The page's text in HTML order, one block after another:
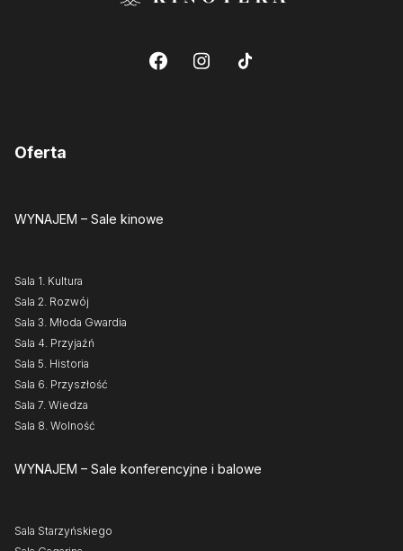
Oferta
WYNAJEM – Sale kinowe
Sala 1. Kultura
Sala 2. Rozwój
Sala 3. Młoda Gwardia
Sala 4. Przyjaźń
Sala 5. Historia
Sala 6. Przyszłość
Sala 7. Wiedza
Sala 8. Wolność
WYNAJEM – Sale konferencyjne i balowe
Sala Starzyńskiego